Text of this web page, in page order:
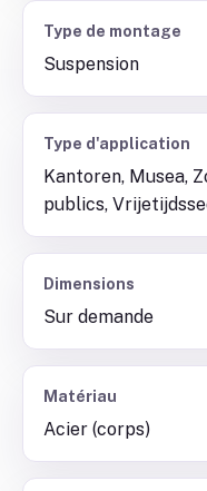
Type de montage
Suspension
Type d'application
Kantoren, Musea,
publics,
Dimensions
Sur demande
Matériau
Acier (corps)